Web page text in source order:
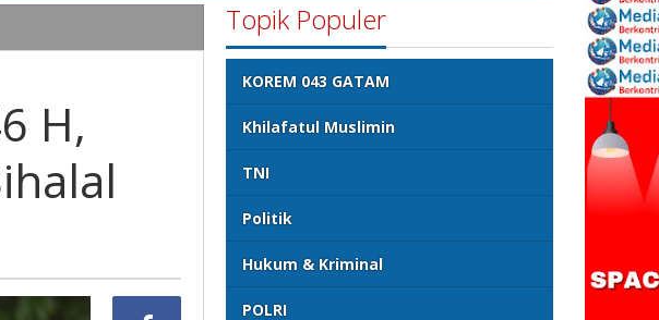
H,
Topik Populer
KOREM 043 GATAM
Khilafatul Muslimin
TNI
Politik
Hukum & Kriminal
POLRI